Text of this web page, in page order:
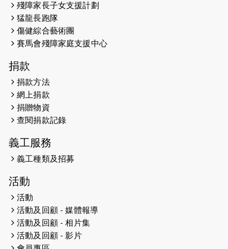
殘障家長子女支援計劃
猛龍長跑隊
傷健綜合藝術團
賽馬會殘障家庭支援中心
捐款
捐款方法
網上捐款
捐贈物資
查閱捐款記錄
義工服務
義工種類及招募
活動
活動
活動及回顧 - 媒體報導
活動及回顧 - 相片集
活動及回顧 - 影片